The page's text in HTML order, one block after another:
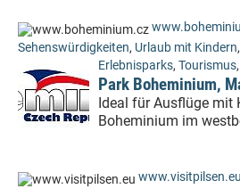
Sehenswürdigkeiten, Urlaub mit Kindern,
Erlebnisparks, Tourismus,
Park Boheminium,
Ideal für Ausflüge mit
Boheminium im
www.visitpilsen.eu